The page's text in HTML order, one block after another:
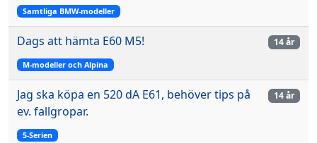
Samtliga BMW-modeller
Dags att hämta E60 M5!
M-modeller och Alpina
14 år
Jag ska köpa en 520 dA E61, behöver tips på
ev. fallgropar.
5-Serien
14 år